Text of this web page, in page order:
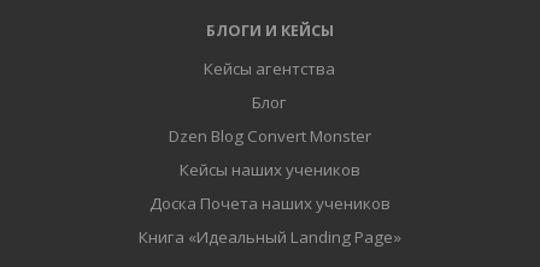
БЛОГИ И КЕЙСЫ
Кейсы агентства
Блог
Dzen Blog Convert Monster
Кейсы наших учеников
Доска Почета наших учеников
Книга «Идеальный Landing Page»